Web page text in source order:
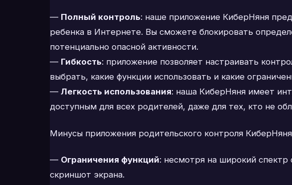
— Полный контроль: наше приложение КиберНяня
ребенка в Интернете. Вы сможете блокировать
потенциально опасной активности.
— Гибкость: приложение позволяет настраивать
выбрать, какие функции использовать и какие
— Легкость использования: наша КиберНяня имеет
доступным для всех родителей, даже для тех, кто не
Минусы приложения родительского контроля
— Ограничения функций: несмотря на широкий
скриншот экрана.